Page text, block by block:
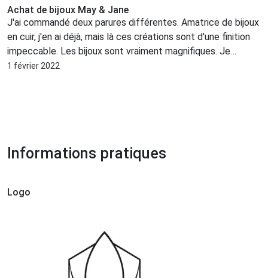
Achat de bijoux May & Jane
J'ai commandé deux parures différentes. Amatrice de bijoux
en cuir, j'en ai déjà, mais là ces créations sont d'une finition
impeccable. Les bijoux sont vraiment magnifiques. Je
recommande
1 février 2022
Informations pratiques
Logo